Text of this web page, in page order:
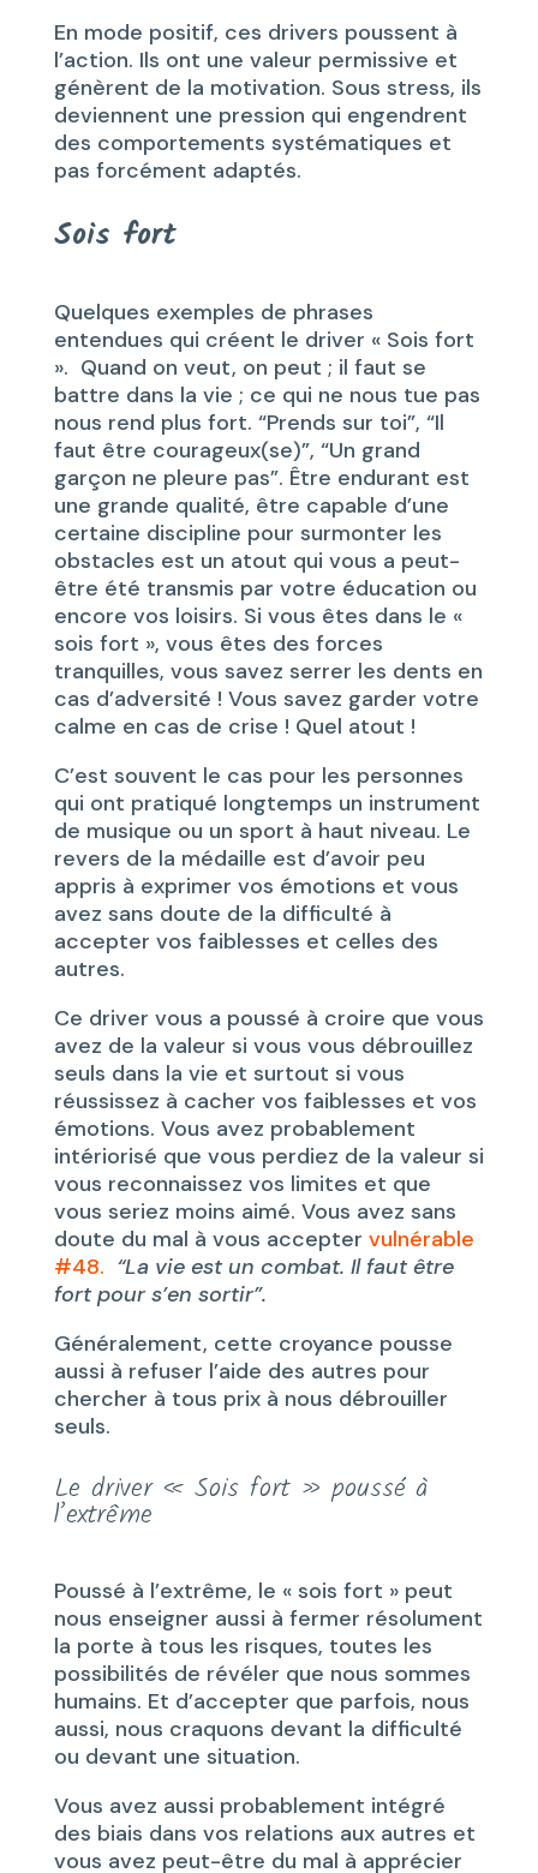
En mode positif, ces drivers poussent à
l’action. Ils ont une valeur permissive et
génèrent de la motivation. Sous stress, ils
deviennent une pression qui engendrent
des comportements systématiques et
pas forcément adaptés.
Sois fort
Quelques exemples de phrases
entendues qui créent le driver « Sois fort
». Quand on veut, on peut ; il faut se
battre dans la vie ; ce qui ne nous tue pas
nous rend plus fort. “Prends sur toi”, “Il
faut être courageux(se)”, “Un grand
garçon ne pleure pas”. Être endurant est
une grande qualité, être capable d’une
certaine discipline pour surmonter les
obstacles est un atout qui vous a peut-
être été transmis par votre éducation ou
encore vos loisirs. Si vous êtes dans le «
sois fort », vous êtes des forces
tranquilles, vous savez serrer les dents en
cas d’adversité ! Vous savez garder votre
calme en cas de crise ! Quel atout !
C’est souvent le cas pour les personnes
qui ont pratiqué longtemps un instrument
de musique ou un sport à haut niveau. Le
revers de la médaille est d’avoir peu
appris à exprimer vos émotions et vous
avez sans doute de la difficulté à
accepter vos faiblesses et celles des
autres.
Ce driver vous a poussé à croire que vous
avez de la valeur si vous vous débrouillez
seuls dans la vie et surtout si vous
réussissez à cacher vos faiblesses et vos
émotions. Vous avez probablement
intériorisé que vous perdiez de la valeur si
vous reconnaissez vos limites et que
vous seriez moins aimé. Vous avez sans
doute du mal à vous accepter vulnérable
#48. “La vie est un combat. Il faut être
fort pour s’en sortir”.
Généralement, cette croyance pousse
aussi à refuser l’aide des autres pour
chercher à tous prix à nous débrouiller
seuls.
Le driver « Sois fort » poussé à
l’extrême
Poussé à l’extrême, le « sois fort » peut
nous enseigner aussi à fermer résolument
la porte à tous les risques, toutes les
possibilités de révéler que nous sommes
humains. Et d’accepter que parfois, nous
aussi, nous craquons devant la difficulté
ou devant une situation.
Vous avez aussi probablement intégré
des biais dans vos relations aux autres et
vous avez peut-être du mal à apprécier